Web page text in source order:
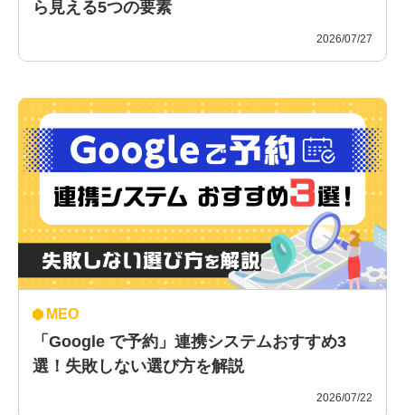
ら見える5つの要素
2026/07/27
MEO
「Google で予約」連携システムおすすめ3
選！失敗しない選び方を解説
2026/07/22